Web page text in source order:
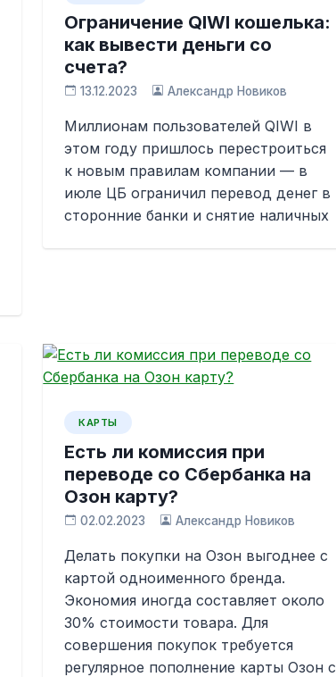
Ограничение QIWI кошелька:
как вывести деньги со
счета?
13.12.2023 Александр Новиков
Миллионам пользователей QIWI в
этом году пришлось перестроиться
к новым правилам компании — в
июле ЦБ ограничил перевод денег в
сторонние банки и снятие наличных
КАРТЫ
Есть ли комиссия при
переводе со Сбербанка на
Озон карту?
02.02.2023 Александр Новиков
Делать покупки на Озон выгоднее с
картой одноименного бренда.
Экономия иногда составляет около
30% стоимости товара. Для
совершения покупок требуется
регулярное пополнение карты Озон с